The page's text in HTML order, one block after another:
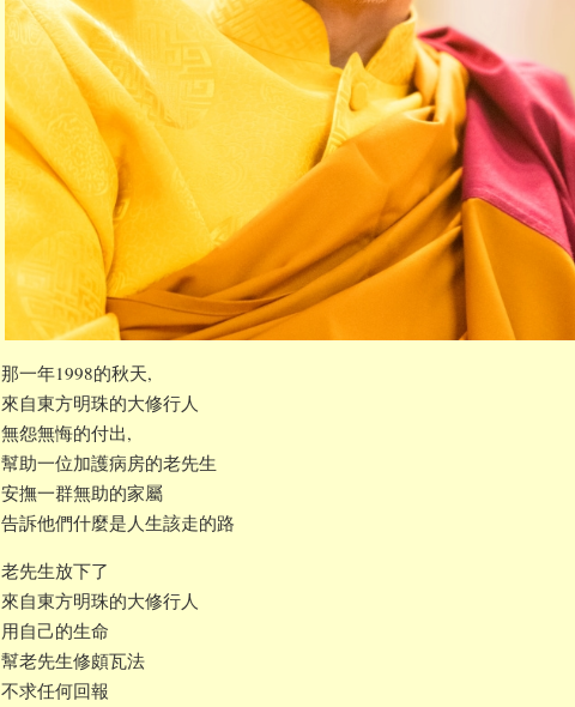
那一年1998的秋天,
來自東方明珠的大修行人
無怨無悔的付出,
幫助一位加護病房的老先生
安撫一群無助的家屬
告訴他們什麼是人生該走的路
老先生放下了
來自東方明珠的大修行人
用自己的生命
幫老先生修頗瓦法
不求任何回報